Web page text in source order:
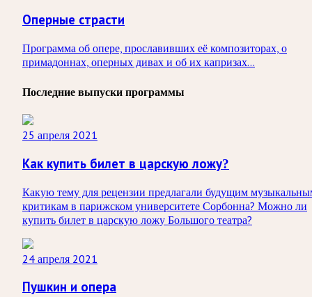
Оперные страсти
Программа об опере, прославивших её композиторах, о
примадоннах, оперных дивах и об их капризах...
Последние выпуски программы
25 апреля 2021
Как купить билет в царскую ложу?
Какую тему для рецензии предлагали будущим
критикам в парижском университете Сорбонна? Можно ли
купить билет в царскую ложу Большого театра?
24 апреля 2021
Пушкин и опера